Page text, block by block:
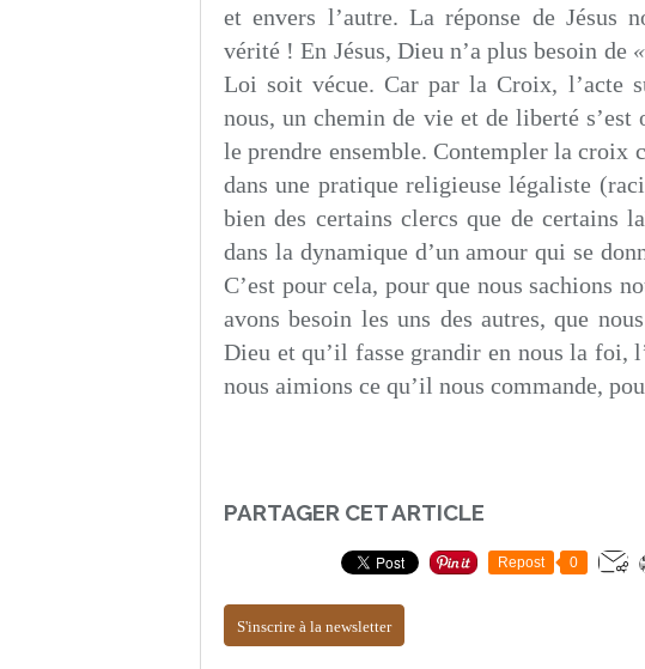
et envers l’autre. La réponse de Jésus
vérité ! En Jésus, Dieu n’a plus besoin de
Loi soit vécue. Car par la Croix, l’acte
nous, un chemin de vie et de liberté
le prendre ensemble. Contempler la croix
dans une pratique religieuse légaliste
bien des certains clercs que de certains
dans la dynamique d’un amour qui se
C’est pour cela, pour que nous sachions
avons besoin les uns des autres, que
Dieu et qu’il fasse grandir en nous la foi,
nous aimions ce qu’il nous commande,
PARTAGER CET ARTICLE
Repost 0
S'inscrire à la newsletter